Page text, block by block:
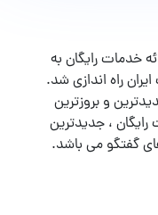
۱۳۸۶ با هدف ارائه خدمات رایگان به
راه اندازی شد.
و بروزترین
، جدیدترین
گفتگو می باشد.